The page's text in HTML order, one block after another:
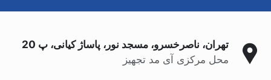
تهران، ناصرخسرو، مسجد نور، پاساژ کیانی، پ 20
محل مرکزی آی مد تجهیز